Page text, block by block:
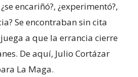
encariñó?, ¿experimentó?,
Se encontraban sin cita
a que la errancia cierre
De aquí, Julio Cortázar
La Maga.